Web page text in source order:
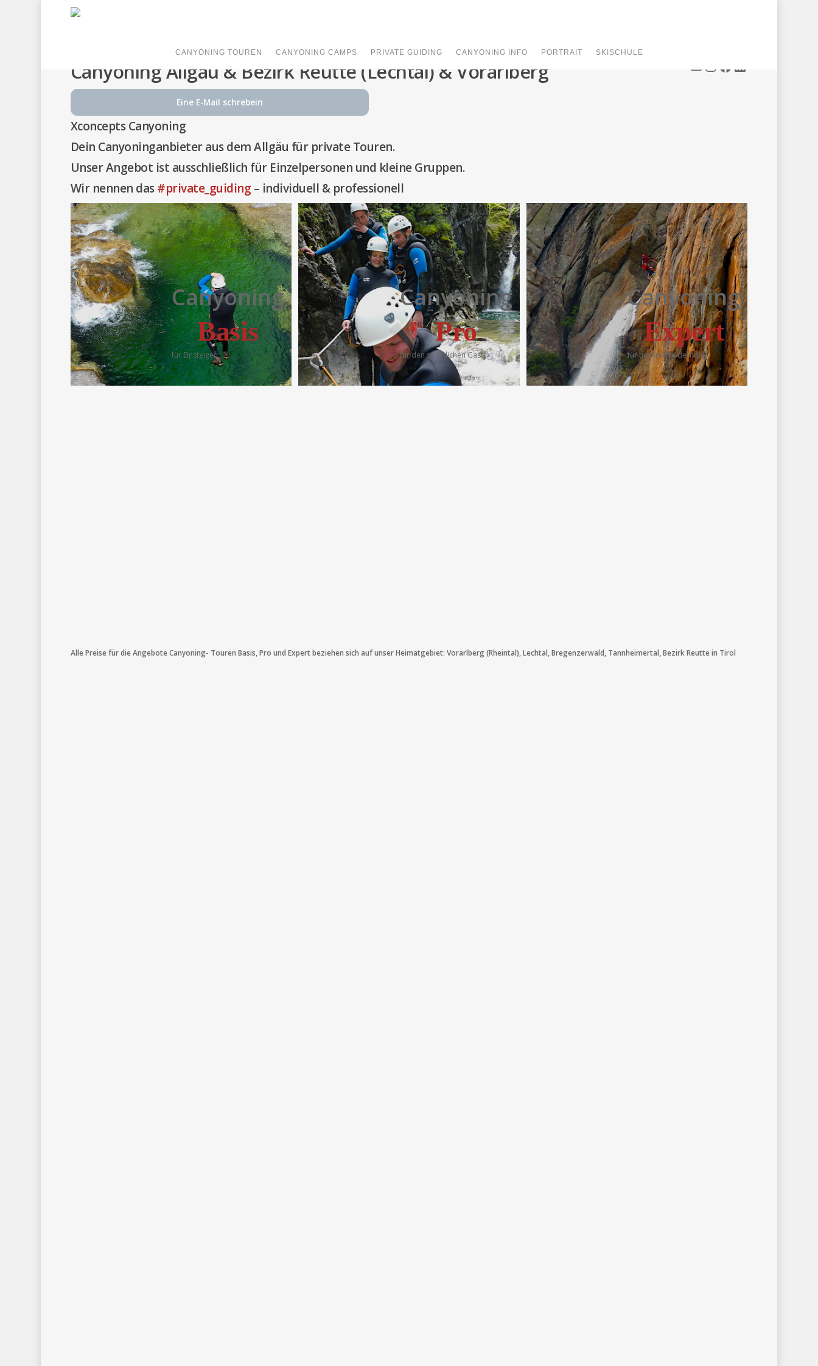
CANYONING TOUREN CANYONING CAMPS PRIVATE GUIDING CANYONING INFO PORTRAIT SKISCHULE
Mail InstagramFacebook LinkedIn
Canyoning Allgäu & Bezirk Reutte (Lechtal) & Vorarlberg
Eine E-Mail schrebein
Xconcepts Canyoning
Dein Canyoninganbieter aus dem Allgäu für private Touren.
Unser Angebot ist ausschließlich für Einzelpersonen und kleine Gruppen.
Wir nennen das#private_guiding – individuell & professionell
Canyoning
Basis
für Einsteiger
Canyoning
Pro
für den sportlichen Gast
Canyoning
Expert
für unsere Wiederholer
Alle Preise für die Angebote Canyoning- Touren Basis, Pro und Expert beziehen sich auf unser Heimatgebiet: Vorarlberg (Rheintal), Lechtal, Bregenzerwald, Tannheimertal, Bezirk Reutte in Tirol